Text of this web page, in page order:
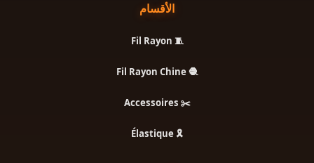
الأقسام
🧵 Fil Rayon
🧶 Fil Rayon Chine
✂️ Accessoires
🎗️ Élastique